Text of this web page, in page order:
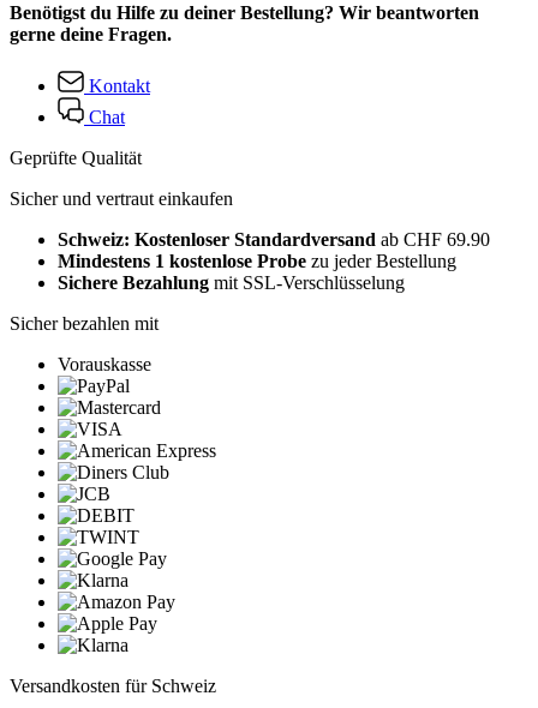
Benötigst du Hilfe zu deiner Bestellung? Wir beantworten
gerne deine Fragen.
Kontakt
Chat
Geprüfte Qualität
Sicher und vertraut einkaufen
Schweiz: Kostenloser Standardversand ab CHF 69.90
Mindestens 1 kostenlose Probe zu jeder Bestellung
Sichere Bezahlung mit SSL-Verschlüsselung
Sicher bezahlen mit
Vorauskasse
Versandkosten für Schweiz